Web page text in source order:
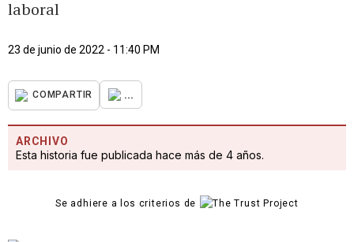
laboral
23 de junio de 2022 - 11:40 PM
COMPARTIR ...
ARCHIVO
Esta historia fue publicada hace más de 4 años.
Se adhiere a los criterios de